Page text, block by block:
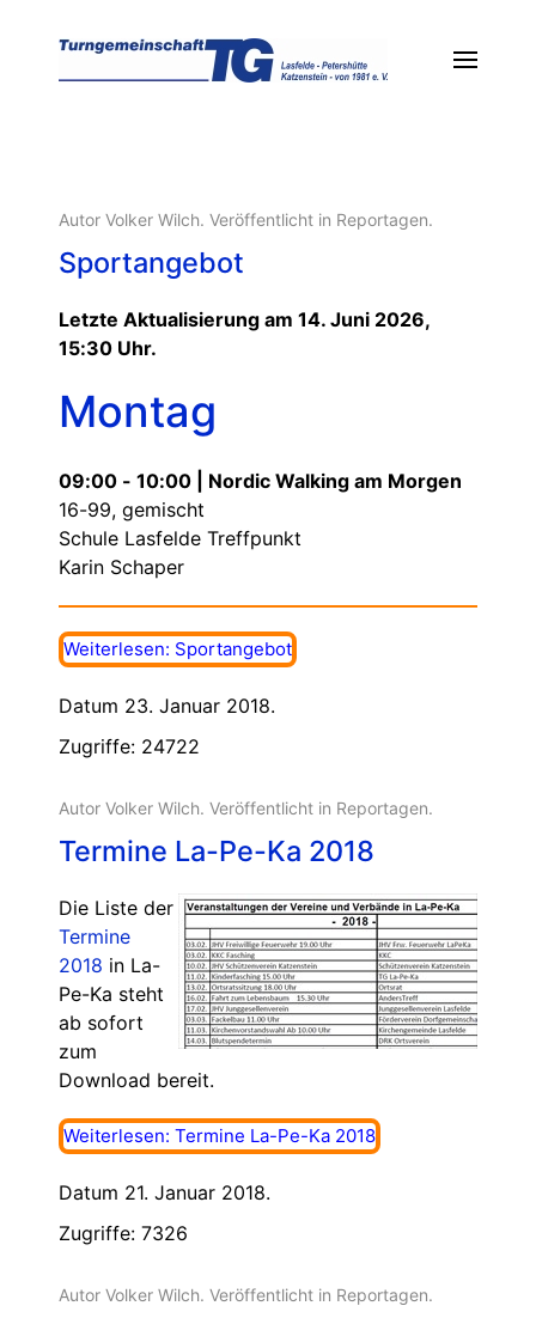
Autor Volker Wilch. Veröffentlicht in Reportagen.
Sportangebot
Letzte Aktualisierung am 14. Juni 2026,
15:30 Uhr.
Montag
09:00 - 10:00 | Nordic Walking am Morgen
16-99, gemischt
Schule Lasfelde Treffpunkt
Karin Schaper
Weiterlesen: Sportangebot
Datum 23. Januar 2018.
Zugriffe: 24722
Autor Volker Wilch. Veröffentlicht in Reportagen.
Termine La-Pe-Ka 2018
Die Liste der
Termine
2018 in La-
Pe-Ka steht
ab sofort
zum
Download bereit.
Weiterlesen: Termine La-Pe-Ka 2018
Datum 21. Januar 2018.
Zugriffe: 7326
Autor Volker Wilch. Veröffentlicht in Reportagen.